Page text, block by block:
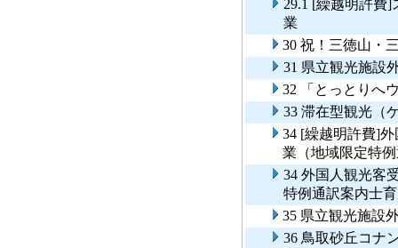
29.1 [繰越明許費
業
30 祝！三徳山・
31 県立観光施設
32 「とっとりへ
33 滞在型観光（
34 [繰越明許費]
業（地域限定特
34 外国人観光客
特例通訳案内士
35 県立観光施設
36 鳥取砂丘コナ